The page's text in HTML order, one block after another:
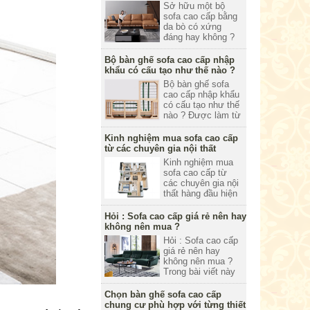
quý khách hàng
một số kiến thức
cơ bản nhất trước
khi mua bộ sofa
cao cấp.
Sở hữu một bộ
sofa cao cấp bằng
da bò có xứng
đáng hay không ?
câu trả lời chắc
chắn là có rồi bởi
không có dòng vật
liệu nào vượt qua
được chất liệu da
tự nhiên hay còn
gọi là da thật chất
lượng là số 1 hiện
nay.
Bộ bàn ghế sofa cao cấp nhập
khẩu có cấu tạo như thế nào ?
Bộ bàn ghế sofa
cao cấp nhập khẩu
có cấu tạo như thế
nào ? Được làm từ
các nguyên liệu ra
sao hãy cùng
thương hiệu Nhà
Việt tìm hiểu qua
bài viết này. Thấy
hay hãy chỉ sẻ cho
gia đình bạn bè
cùng biết nhé.
Kinh nghiệm mua sofa cao cấp
từ các chuyên gia nội thất
Kinh nghiệm mua
sofa cao cấp từ
các chuyên gia nội
thất hàng đầu hiện
nay. Quý khách
muốn mua một bộ
sofa chất lượng tốt
thì phải có kiến
thức và cần có
kinh nghiệm
chuyên sâu hoặc
liên hệ với Nhà Việt
để được tư vẫn.
Hỏi : Sofa cao cấp giá rẻ nên hay
không nên mua ?
Hỏi : Sofa cao cấp
giá rẻ nên hay
không nên mua ?
Trong bài viết này
Nhà Việt sẽ tư vẫn
cho quý khách
hàng về giá và
Chọn bàn ghế sofa cao cấp
chung cư phù hợp với từng thiết